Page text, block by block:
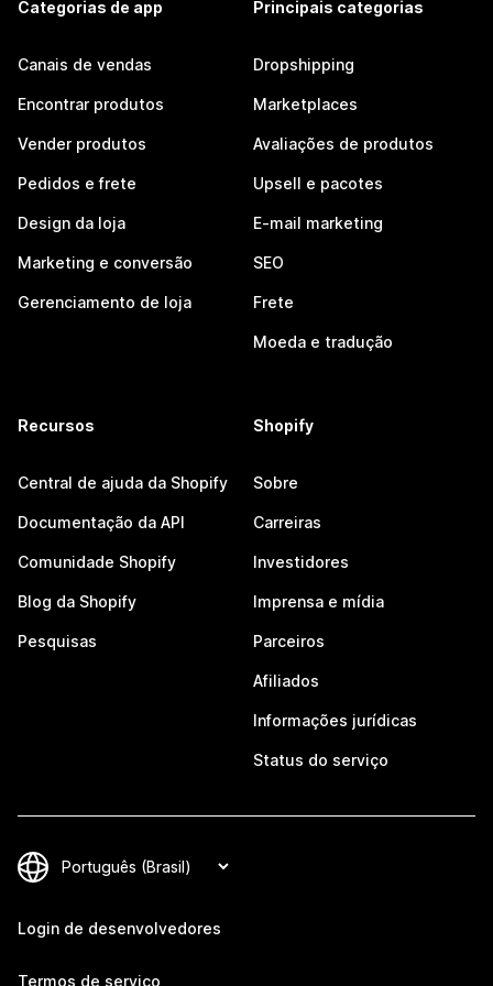
Categorias de app
Canais de vendas
Encontrar produtos
Vender produtos
Pedidos e frete
Design da loja
Marketing e conversão
Gerenciamento de loja
Principais categorias
Dropshipping
Marketplaces
Avaliações de produtos
Upsell e pacotes
E-mail marketing
SEO
Frete
Moeda e tradução
Recursos
Central de ajuda da Shopify
Documentação da API
Comunidade Shopify
Blog da Shopify
Pesquisas
Shopify
Sobre
Carreiras
Investidores
Imprensa e mídia
Parceiros
Afiliados
Informações jurídicas
Status do serviço
Login de desenvolvedores
Termos de serviço